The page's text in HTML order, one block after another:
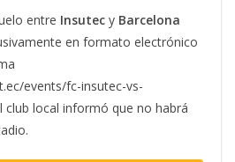
entre Insutec y Barcelona
en formato electrónico
events/fc-insutec-vs-
club local informó que no habrá